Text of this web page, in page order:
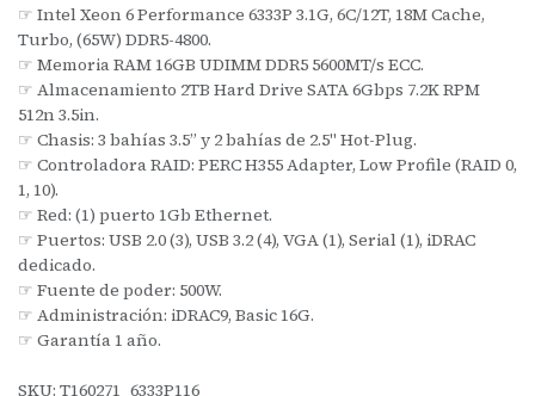
☞ Intel Xeon 6 Performance 6333P 3.1G, 6C/12T, 18M Cache,
Turbo, (65W) DDR5-4800.
☞ Memoria RAM 16GB UDIMM DDR5 5600MT/s ECC.
☞ Almacenamiento 2TB Hard Drive SATA 6Gbps 7.2K RPM
512n 3.5in.
☞ Chasis: 3 bahías 3.5” y 2 bahías de 2.5" Hot-Plug.
☞ Controladora RAID: PERC H355 Adapter, Low Profile (RAID 0,
1, 10).
☞ Red: (1) puerto 1Gb Ethernet.
☞ Puertos: USB 2.0 (3), USB 3.2 (4), VGA (1), Serial (1), iDRAC
dedicado.
☞ Fuente de poder: 500W.
☞ Administración: iDRAC9, Basic 16G.
☞ Garantía 1 año.
SKU: T160271_6333P116